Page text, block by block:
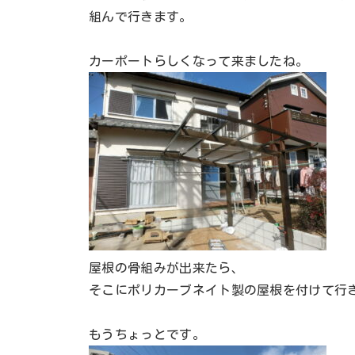
組んで行きます。
カーポートらしくなって来ましたね。
屋根の骨組みが出来たら、
そこにポリカーブネイト製の屋根を付けて行
もうちょっとです。